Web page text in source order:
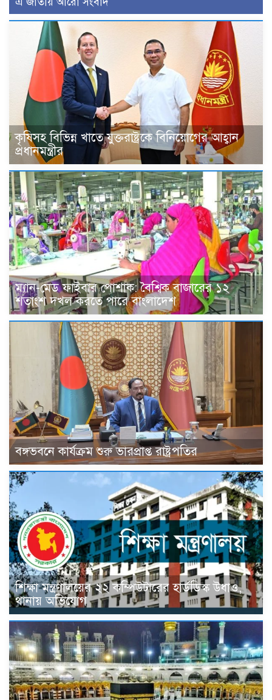
কৃষিসহ বিভিন্ন খাতে যুক্তরাষ্ট্রকে বিনিয়োগের আহ্বান
প্রধানমন্ত্রীর
ম্যান-মেড ফাইবার পোশাক: বৈশ্বিক বাজারের ১২
শতাংশ দখল করতে পারে বাংলাদেশ
বঙ্গভবনে কার্যক্রম শুরু ভারপ্রাপ্ত রাষ্ট্রপতির
শিক্ষা মন্ত্রণালয়ের ২২ কম্পিউটারের হার্ডডিস্ক উধাও,
থানায় অভিযোগ